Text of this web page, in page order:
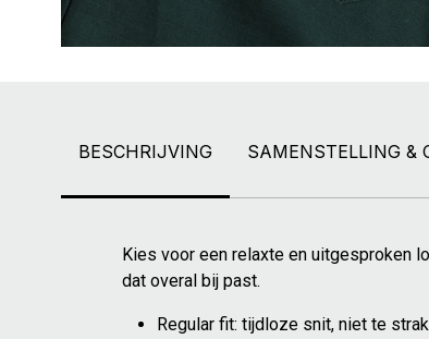
BESCHRIJVING SAMENSTELLING &
Kies voor een relaxte en uitgesproken
dat overal bij past.
Regular fit: tijdloze snit, niet te